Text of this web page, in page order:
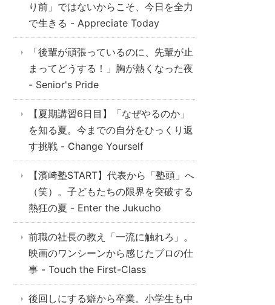
り前」ではないからこそ、今日を全力
で生きる - Appreciate Today
「後輩が頑張っているのに、先輩が止
まってどうする！」胸が熱くなった夜
- Senior's Pride
【夏期講習6日目】「なぜやるのか」
を知る夏。今までの自分をひっくり返
す挑戦 - Change Yourself
【濱﨑塾START】代表から「塾頭」へ
（笑）。子どもたちの限界を突破する
熱狂の夏 - Enter the Jukucho
前職の社長の教え「一流に触れろ」。
映画のワンシーンから感じたプロの仕
事 - Touch the First-Class
後回しにする癖から卒業。小学生も中